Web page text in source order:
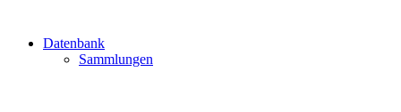
Datenbank
Sammlungen